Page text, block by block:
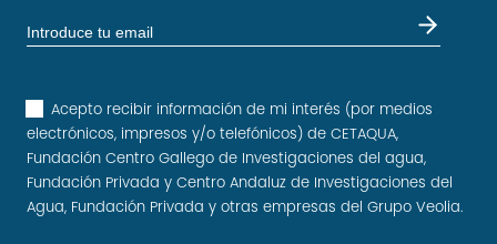
Acepto recibir información de mi interés (por medios
electrónicos, impresos y/o telefónicos) de CETAQUA,
Fundación Centro Gallego de Investigaciones del agua,
Fundación Privada y Centro Andaluz de Investigaciones del
Agua, Fundación Privada y otras empresas del Grupo Veolia.